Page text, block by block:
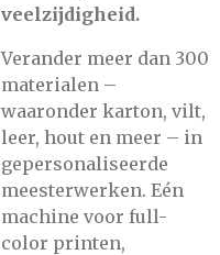
veelzijdigheid.
Verander meer dan 300
materialen –
waaronder karton, vilt,
leer, hout en meer – in
gepersonaliseerde
meesterwerken. Eén
machine voor full-
color printen,